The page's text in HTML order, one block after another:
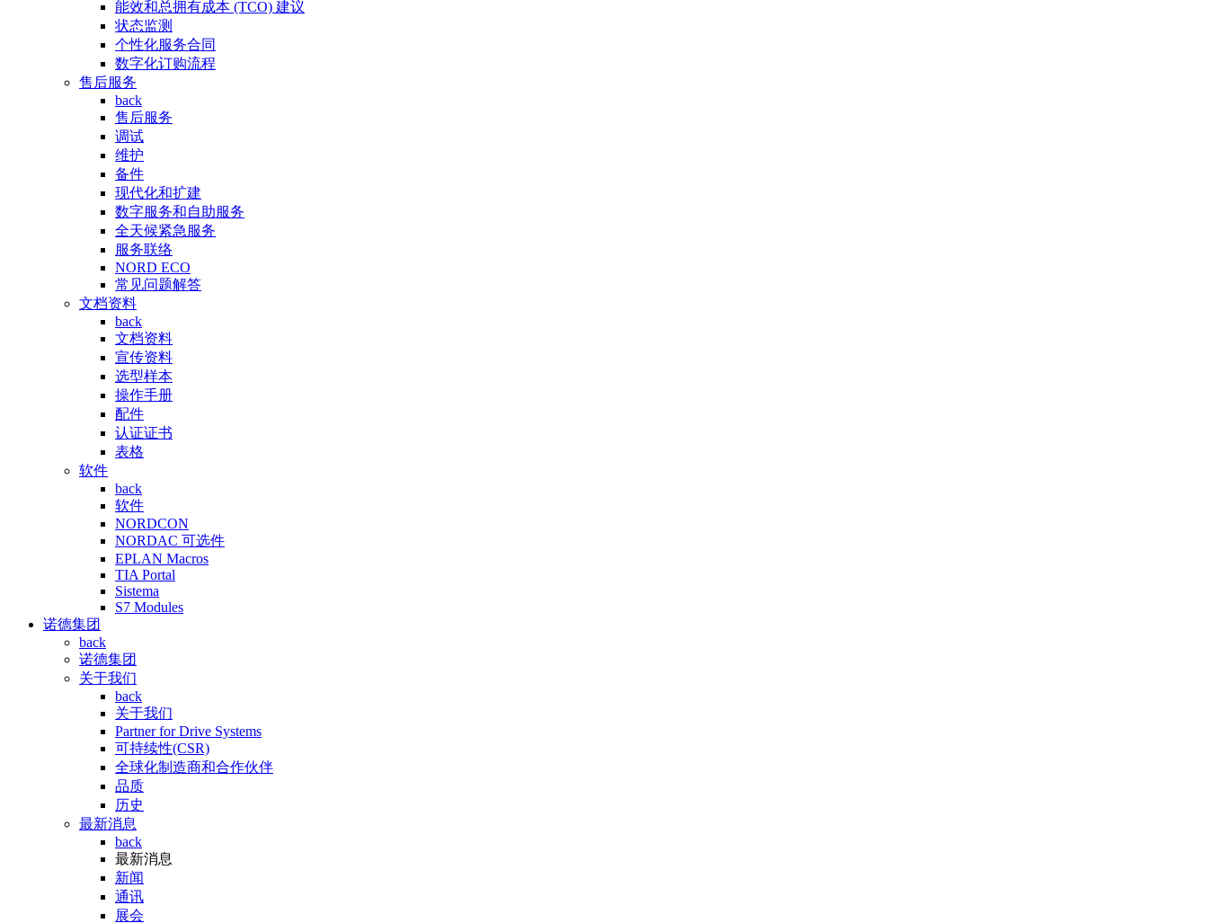
能效和总拥有成本 (TCO) 建议
状态监测
个性化服务合同
数字化订购流程
售后服务
back
售后服务
调试
维护
备件
现代化和扩建
数字服务和自助服务
全天候紧急服务
服务联络
NORD ECO
常见问题解答
文档资料
back
文档资料
宣传资料
选型样本
操作手册
配件
认证证书
表格
软件
back
软件
NORDCON
NORDAC 可选件
EPLAN Macros
TIA Portal
Sistema
S7 Modules
诺德集团
back
诺德集团
关于我们
back
关于我们
Partner for Drive Systems
可持续性(CSR)
全球化制造商和合作伙伴
品质
历史
最新消息
back
最新消息
新闻
通讯
展会